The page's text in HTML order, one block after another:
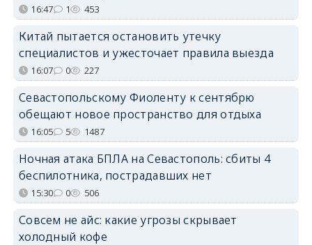
16:47 1 453
Китай пытается остановить утечку
специалистов и ужесточает правила выезда
16:07 0 227
Севастопольскому Фиоленту к сентябрю
обещают новое пространство для отдыха
16:05 5 1487
Ночная атака БПЛА на Севастополь: сбиты 4
беспилотника, пострадавших нет
15:30 0 506
Совсем не айс: какие угрозы скрывает
холодный кофе